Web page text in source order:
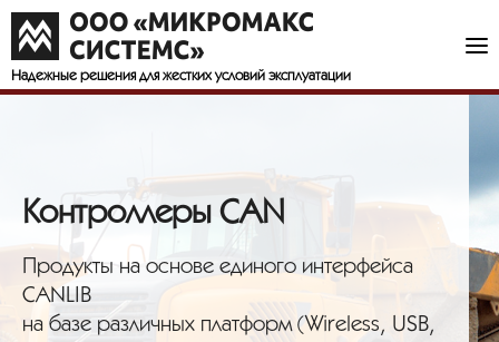
Надежные решения для жестких условий эксплуатации
Контроллеры CAN
Продукты на основе единого интерфейса
CANLIB
на базе различных платформ (Wireless, USB,